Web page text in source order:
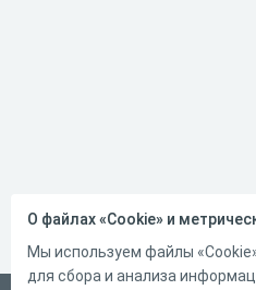
О файлах «Cookie» и
Мы используем файлы
для сбора и анализа